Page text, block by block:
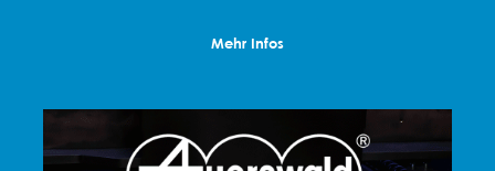
Mehr Infos